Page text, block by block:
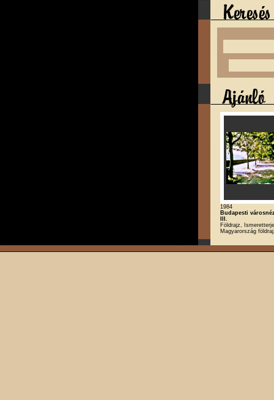
1984
Budapesti
III.
Földrajz,
Magyarország